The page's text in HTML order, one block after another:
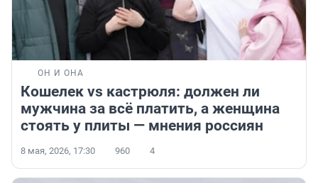
ОН И ОНА
Кошелек vs кастрюля: должен ли
мужчина за всё платить, а женщина
стоять у плиты — мнения россиян
8 мая, 2026, 17:30 960 4